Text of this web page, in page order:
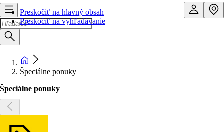
Preskočiť na hlavný obsah
Preskočiť na vyhľadávanie
Špeciálne ponuky
Špeciálne ponuky